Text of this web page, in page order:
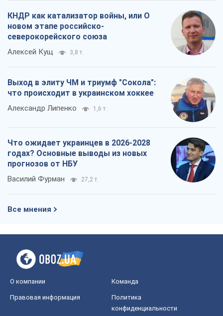
КНДР как катализатор войны, или О
новом этапе российско-
северокорейского союза
Алексей Кущ 3,8 т.
Выход в элиту ЧМ и триумф "Сокола":
что происходит в украинском хоккее
Александр Липенко 1,6 т.
Что ожидает украинцев в 2026-2028
годах? Основные выводы из новых
прогнозов от НБУ
Василий Фурман 27,2 т.
Все мнения
О компании Команда
Правовая информация
Политика
конфиденциальности